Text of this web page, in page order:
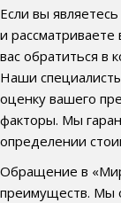
Если вы
и
вас обратиться в
Наши
оценку вашего
факторы. Мы
определении
Обращение в
преимуществ. Мы